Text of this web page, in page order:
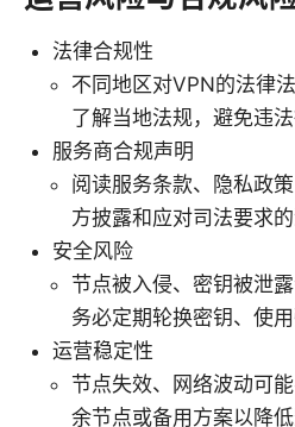
法律合规性
不同地区对VPN的法律
了解当地法规，避免违法
服务商合规声明
阅读服务条款、隐私政
方披露和应对司法要求的
安全风险
节点被入侵、密钥被泄
务必定期轮换密钥、使用
运营稳定性
节点失效、网络波动可
余节点或备用方案以降低